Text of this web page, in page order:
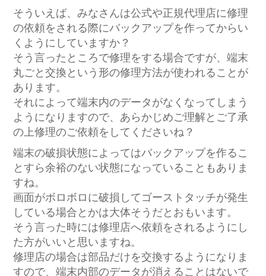
そういえば、みなさんは公式や正規代理店に修理
の依頼をされる際にバックアップを作ってからい
くようにしていますか？
そう言ったところで修理をする場合ですが、端末
丸ごと交換という形の修理方法が使われることが
あります。
それによって端末内のデータがなくなってしまう
ようになりますので、あらかじめご理解とご了承
の上修理のご依頼をしてくださいね？
端末の破損状態によってはバックアップを作るこ
とすら余裕のない状態になっていることもありま
すね。
画面がボロボロに破損してゴーストタッチが発生
している場合とかは大体そうだとおもいます。
そう言った時には修理店へ依頼をされるようにし
た方がいいと思いますね。
修理店の場合は部品だけを交換するようになりま
すので、端末内部のデータが消えることはないで